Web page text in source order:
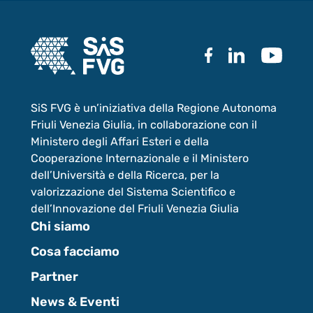
SiS FVG è un’iniziativa della Regione Autonoma
Friuli Venezia Giulia, in collaborazione con il
Ministero degli Affari Esteri e della
Cooperazione Internazionale e il Ministero
dell’Università e della Ricerca, per la
valorizzazione del Sistema Scientifico e
dell’Innovazione del Friuli Venezia Giulia
Chi siamo
Cosa facciamo
Partner
News & Eventi